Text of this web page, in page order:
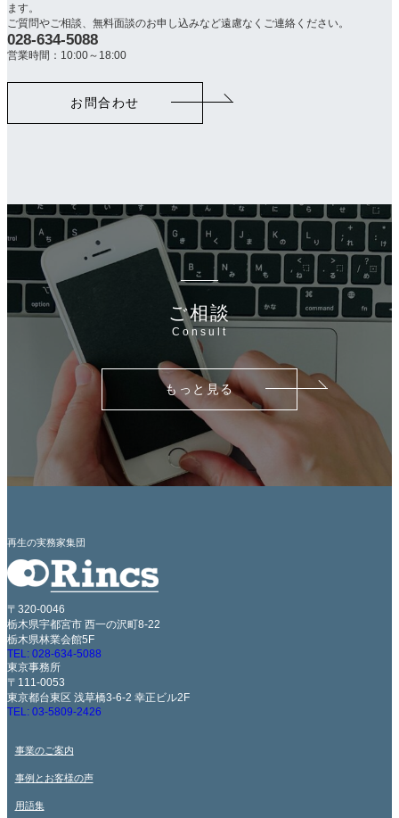
ます。
ご質問やご相談、無料面談のお申し込みなど遠慮なくご連絡ください。
カ
ラ
ク
028-634-5088
営業時間：10:00～18:00
お問合わせ
ご相談
Consult
もっと見る
再生の実務家集団
〒320-0046
栃木県宇都宮市 西一の沢町8-22
栃木県林業会館5F
TEL: 028-634-5088
東京事務所
〒111-0053
東京都台東区 浅草橋3-6-2 幸正ビル2F
TEL: 03-5809-2426
事業のご案内
事例とお客様の声
用語集